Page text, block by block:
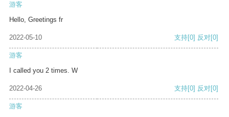
游客
Hello, Greetings fr
2022-05-10 支持[0] 反对[0]
游客
I called you 2 times. W
2022-04-26 支持[0] 反对[0]
游客